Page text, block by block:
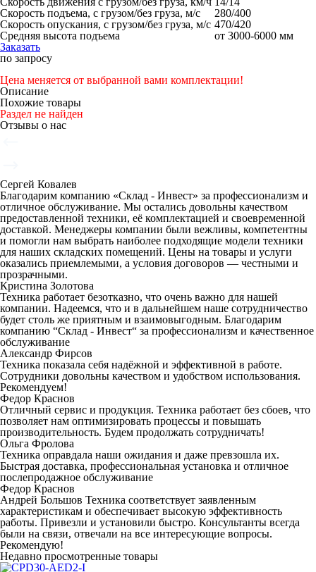
Скорость подъема, с грузом/без груза, м/с
280/400
Скорость опускания, с грузом/без груза, м/с 470/420
Средняя высота подъема
от 3000-6000 мм
Заказать
по запросу
Цена меняется от выбранной вами комплектации!
Описание
Похожие товары
Раздел не найден
Отзывы о нас
Сергей Ковалев
Благодарим компанию «Склад - Инвест» за профессионализм и
отличное обслуживание. Мы остались довольны качеством
предоставленной техники, её комплектацией и своевременной
доставкой. Менеджеры компании были вежливы, компетентны
и помогли нам выбрать наиболее подходящие модели техники
для наших складских помещений. Цены на товары и услуги
оказались приемлемыми, а условия договоров — честными и
прозрачными.
Кристина Золотова
Техника работает безотказно, что очень важно для нашей
компании. Надеемся, что и в дальнейшем наше сотрудничество
будет столь же приятным и взаимовыгодным. Благодарим
компанию “Склад - Инвест“ за профессионализм и качественное
обслуживание
Александр Фирсов
Техника показала себя надёжной и эффективной в работе.
Сотрудники довольны качеством и удобством использования.
Рекомендуем!
Федор Краснов
Отличный сервис и продукция. Техника работает без сбоев, что
позволяет нам оптимизировать процессы и повышать
производительность. Будем продолжать сотрудничать!
Ольга Фролова
Техника оправдала наши ожидания и даже превзошла их.
Быстрая доставка, профессиональная установка и отличное
послепродажное обслуживание
Федор Краснов
Андрей Большов Техника соответствует заявленным
характеристикам и обеспечивает высокую эффективность
работы. Привезли и установили быстро. Консультанты всегда
были на связи, отвечали на все интересующие вопросы.
Рекомендую!
Недавно просмотренные товары